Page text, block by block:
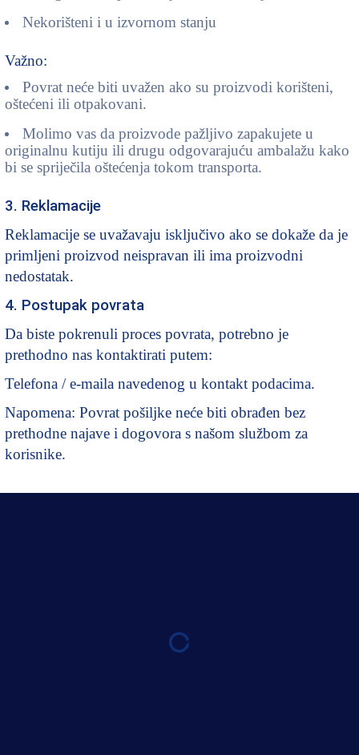
Nekorišteni i u izvornom stanju
Važno:
Povrat neće biti uvažen ako su proizvodi korišteni,
oštećeni ili otpakovani.
Molimo vas da proizvode pažljivo zapakujete u
originalnu kutiju ili drugu odgovarajuću ambalažu kako
bi se spriječila oštećenja tokom transporta.
3. Reklamacije
Reklamacije se uvažavaju isključivo ako se dokaže da je
primljeni proizvod neispravan ili ima proizvodni
nedostatak.
4. Postupak povrata
Da biste pokrenuli proces povrata, potrebno je
prethodno nas kontaktirati putem:
Telefona / e-maila navedenog u kontakt podacima.
Napomena: Povrat pošiljke neće biti obrađen bez
prethodne najave i dogovora s našom službom za
korisnike.